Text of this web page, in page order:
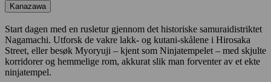
Kanazawa
Start dagen med en rusletur gjennom det historiske samuraidistriktet
Nagamachi. Utforsk de vakre lakk- og kutani-skålene i Hirosaka
Street, eller besøk Myoryuji – kjent som Ninjatempelet – med skjulte
korridorer og hemmelige rom, akkurat slik man forventer av et ekte
ninjatempel.